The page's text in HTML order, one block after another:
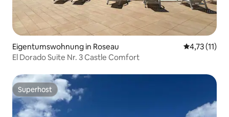
Eigentumswohnung in Roseau
4,73 (11)
El Dorado Suite Nr. 3 Castle Comfort
Superhost
Superhost